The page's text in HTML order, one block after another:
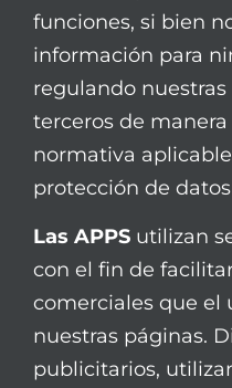
funciones, si bien
información para
regulando
terceros de
normativa
protección de
Las APPS utilizan
con el fin de
comerciales que el
nuestras páginas.
publicitarios,